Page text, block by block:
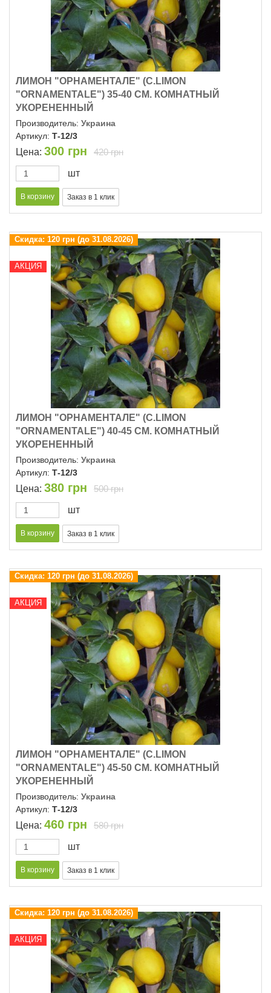
ЛИМОН "ОРНАМЕНТАЛЕ" (C.LIMON
"ОRNAMENTALE") 35-40 СМ. КОМНАТНЫЙ
УКОРЕНЕННЫЙ
Производитель: Украина
Артикул: Т-12/3
Цена: 300 грн 420 грн
шт
АКЦИЯ
Скидка: 120 грн (до 31.08.2026)
ЛИМОН "ОРНАМЕНТАЛЕ" (C.LIMON
"ОRNAMENTALE") 40-45 СМ. КОМНАТНЫЙ
УКОРЕНЕННЫЙ
Производитель: Украина
Артикул: Т-12/3
Цена: 380 грн 500 грн
шт
АКЦИЯ
Скидка: 120 грн (до 31.08.2026)
ЛИМОН "ОРНАМЕНТАЛЕ" (C.LIMON
"ОRNAMENTALE") 45-50 СМ. КОМНАТНЫЙ
УКОРЕНЕННЫЙ
Производитель: Украина
Артикул: Т-12/3
Цена: 460 грн 580 грн
шт
АКЦИЯ
Скидка: 120 грн (до 31.08.2026)